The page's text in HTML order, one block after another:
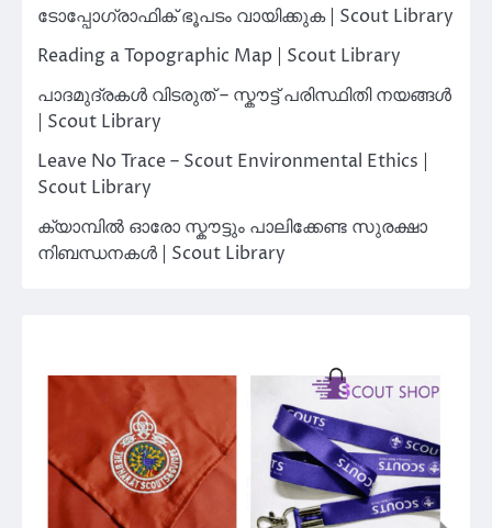
ടോപ്പോഗ്രാഫിക് ഭൂപടം വായിക്കുക | Scout Library
Reading a Topographic Map | Scout Library
പാദമുദ്രകൾ വിടരുത് – സ്കൗട്ട് പരിസ്ഥിതി നയങ്ങൾ
| Scout Library
Leave No Trace – Scout Environmental Ethics |
Scout Library
ക്യാമ്പിൽ ഓരോ സ്കൗട്ടും പാലിക്കേണ്ട സുരക്ഷാ
നിബന്ധനകൾ | Scout Library